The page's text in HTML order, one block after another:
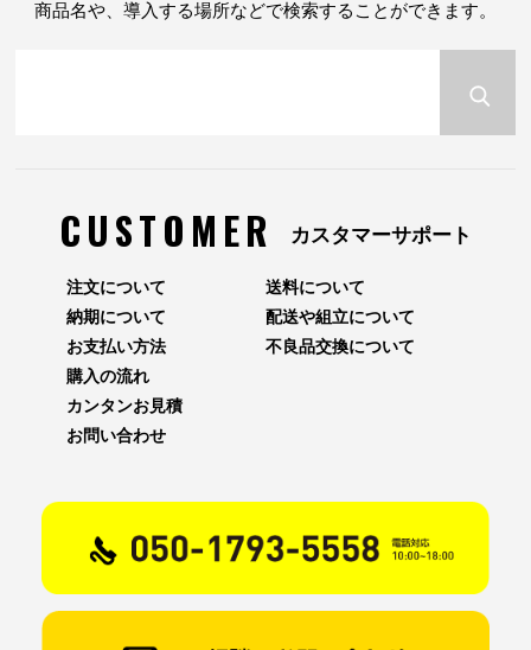
商品名や、導入する場所などで検索することができます。
CUSTOMER カスタマーサポート
注文について
納期について
お支払い方法
送料について
配送や組立について
不良品交換について
購入の流れ
カンタンお見積
お問い合わせ